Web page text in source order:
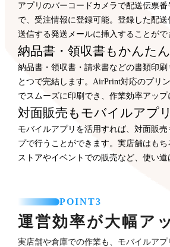
アプリのバーコードカメラで配送伝票
で、受注情報に登録可能。登録した配
送信する発送メールに挿入することがで
納品書・領収書もかんた
納品書・領収書・請求書などの書類印
とつで完結します。AirPrint対応のプリ
でスムーズに印刷でき、作業効率アップ
対面販売もモバイルアプ
モバイルアプリを活用すれば、対面販
プで行うことができます。実店舗はも
ストアやイベントでの販売など、使い道
POINT3
運営効率が大幅ア
実店舗や倉庫での作業も、モバイルア